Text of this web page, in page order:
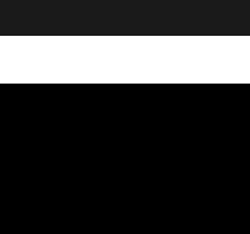
recommeded !!! Thank You